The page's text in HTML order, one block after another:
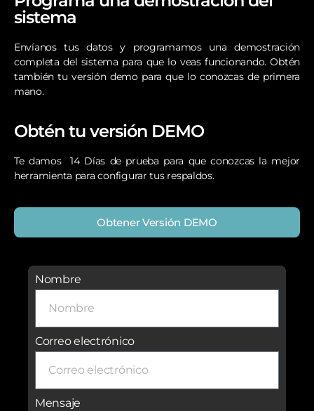
sistema
Envíanos tus datos y programamos una demostración
completa del sistema para que lo veas funcionando. Obtén
también tu versión demo para que lo conozcas de primera
mano.
Obtén tu versión DEMO
Te damos 14 Días de prueba para que conozcas la mejor
herramienta para configurar tus respaldos.
Obtener Versión DEMO
Nombre
Correo electrónico
Mensaje